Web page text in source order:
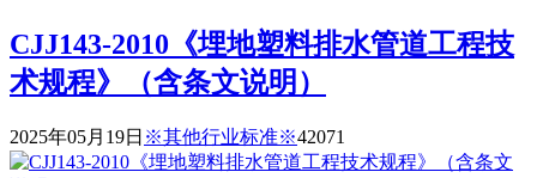
CJJ143-2010《埋地塑料排水管道工程技
术规程》（含条文说明）
2025年05月19日 ※其他行业标准※42071